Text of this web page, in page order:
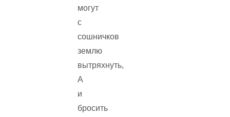
могут
с
сошничков
землю
вытряхнуть,
А
и
бросить